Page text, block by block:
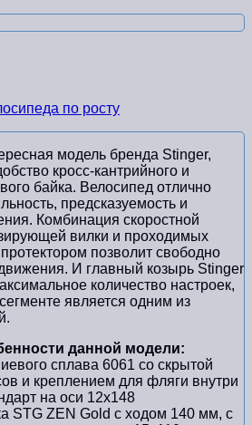
по росту
модель бренда Stinger,
кросс-кантрийного и
байка. Велосипед отлично
предсказуемость и
Комбинация скоростной
вилки и проходимых
позволит свободно
И главный козырь Stinger
количество настроек,
является одним из
данной модели:
сплава 6061 со скрытой
и креплением для фляги внутри
на оси 12х148
STG ZEN Gold с ходом 140 мм, с